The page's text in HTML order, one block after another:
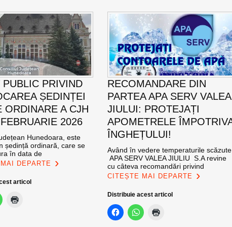
PUBLIC PRIVIND
ȘEDINȚEI
ORDINARE A CJH
2026
Hunedoara, este
ședință ordinară, care se
în data de
DEPARTE
articol
RECOMANDARE DIN
PARTEA APA SERV VALEA
JIULUI: PROTEJAȚI
APOMETRELE
ÎNGHEȚULUI!
Având în vedere temperaturile scăzute
APA SERV VALEA JIULIU S.A revine
cu câteva recomandări privind
CITEȘTE MAI DEPARTE
Distribuie acest articol